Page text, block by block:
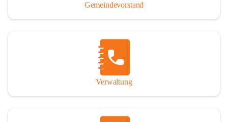
Gemeindevorstand
Verwaltung